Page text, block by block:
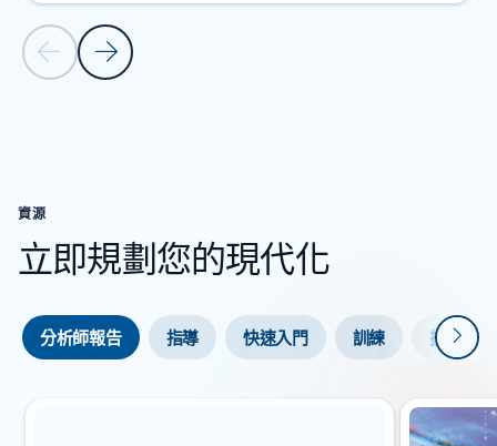
上一頁投影片下一張投影片
資源
立即規劃您的現代化
分析師報告 指導 快速入門 訓練 技術白
下一
投影片 {0} {1} 指示器